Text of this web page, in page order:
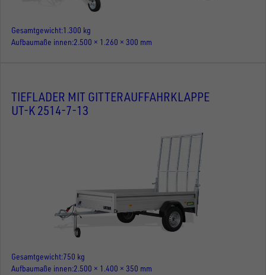
Gesamtgewicht 1.300 kg
Aufbaumaße innen 2.500 × 1.260 × 300 mm
TIEFLADER MIT GITTERAUFFAHRKLAPPE
UT-K 2514-7-13
Gesamtgewicht 750 kg
Aufbaumaße innen 2.500 × 1.400 × 350 mm